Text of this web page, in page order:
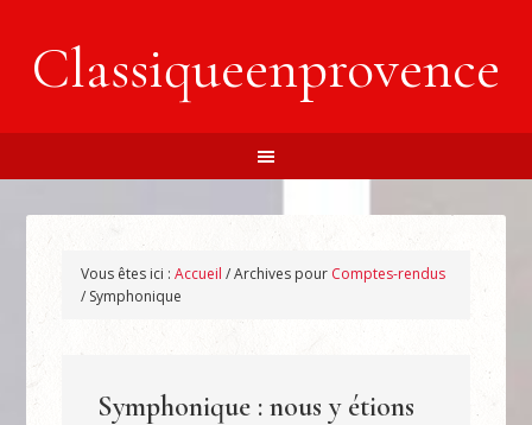
Classiqueenprovence
Vous êtes ici :Accueil /Archives pour Comptes-rendus
/ Symphonique
Symphonique : nous y étions